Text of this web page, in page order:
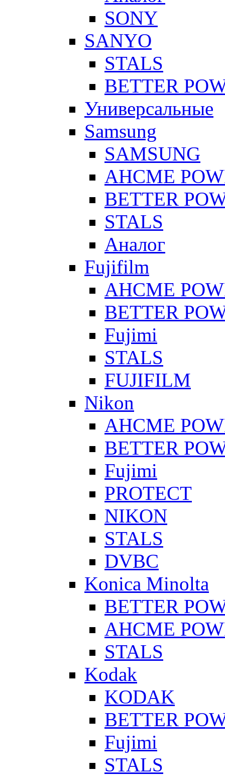
SONY
SANYO
STALS
BETTER
Универсальные
Samsung
SAMSUNG
AHCME
BETTER
STALS
Аналог
Fujifilm
AHCME
BETTER
Fujimi
STALS
FUJIFILM
Nikon
AHCME
BETTER
Fujimi
PROTECT
NIKON
STALS
DVBC
Konica Minolta
BETTER
AHCME
STALS
Kodak
KODAK
BETTER
Fujimi
STALS